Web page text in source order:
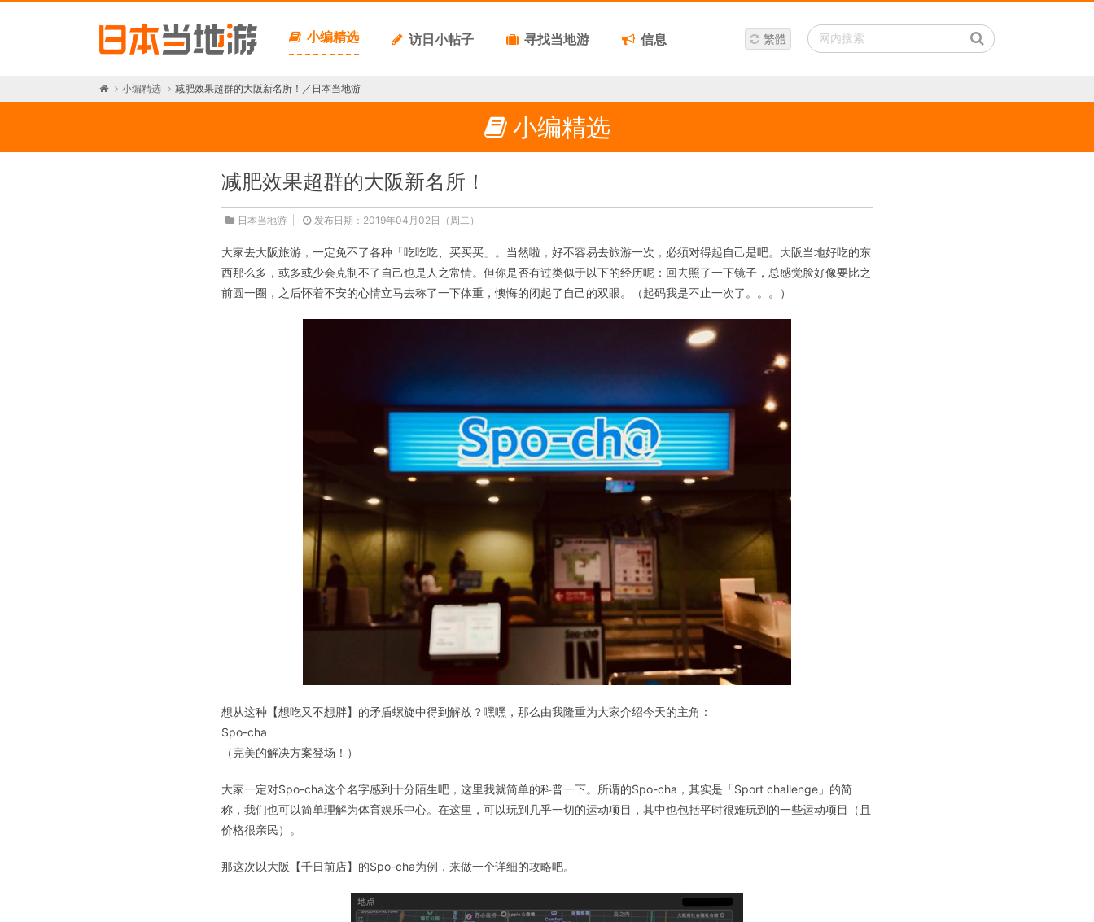
小编精选 访日小帖子 寻找当地游 信息 繁體
小编精选 减肥效果超群的大阪新名所！／日本当地游
小编精选
减肥效果超群的大阪新名所！
日本当地游 发布日期：2019年04月02日（周二）
大家去大阪旅游，一定免不了各种「吃吃吃、买买买」。当然啦，好不容易去旅游一次，必须对得起自己是吧。大阪当地好吃的东
西那么多，或多或少会克制不了自己也是人之常情。但你是否有过类似于以下的经历呢：回去照了一下镜子，总感觉脸好像要比之
前圆一圈，之后怀着不安的心情立马去称了一下体重，懊悔的闭起了自己的双眼。（起码我是不止一次了。。。）
想从这种【想吃又不想胖】的矛盾螺旋中得到解放？嘿嘿，那么由我隆重为大家介绍今天的主角：
Spo-cha
（完美的解决方案登场！）
大家一定对Spo-cha这个名字感到十分陌生吧，这里我就简单的科普一下。所谓的Spo-cha，其实是「Sport challenge」的简
称，我们也可以简单理解为体育娱乐中心。在这里，可以玩到几乎一切的运动项目，其中也包括平时很难玩到的一些运动项目（且
价格很亲民）。
那这次以大阪【千日前店】的Spo-cha为例，来做一个详细的攻略吧。